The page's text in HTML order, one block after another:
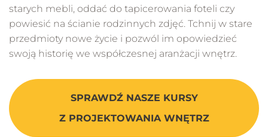
starych mebli, oddać do tapicerowania foteli czy
powiesić na ścianie rodzinnych zdjęć. Tchnij w stare
przedmioty nowe życie i pozwól im opowiedzieć
swoją historię we współczesnej aranżacji wnętrz.
SPRAWDŹ NASZE KURSY
Z PROJEKTOWANIA WNĘTRZ